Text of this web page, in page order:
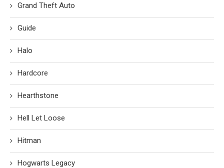
Grand Theft Auto
Guide
Halo
Hardcore
Hearthstone
Hell Let Loose
Hitman
Hogwarts Legacy